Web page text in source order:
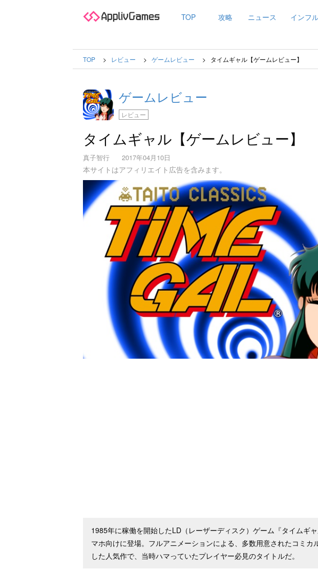
TOP 攻略 ニュース インフ
TOP レビュー ゲームレビュー タイムギャル【ゲームレビュー】
ゲームレビュー
レビュー
タイムギャル【ゲームレビュー】
真子智行 2017年04月10日
本サイトはアフィリエイト広告を含みます。
1985年に稼働を開始したLD（レーザーディスク）ゲーム『タイムギ
マホ向けに登場。フルアニメーションによる、多数用意されたコミカ
した人気作で、当時ハマっていたプレイヤー必見のタイトルだ。